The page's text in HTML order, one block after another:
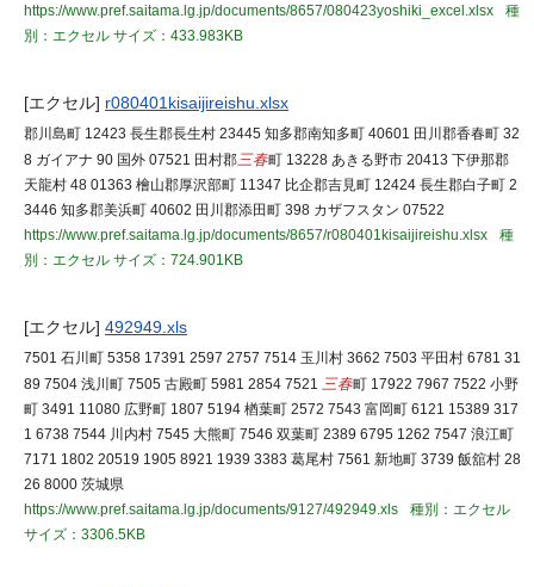
https://www.pref.saitama.lg.jp/documents/8657/080423yoshiki_excel.xlsx
種
別：エクセル サイズ：433.983KB
[エクセル] r080401kisaijireishu.xlsx
郡川島町 12423 長生郡長生村 23445 知多郡南知多町 40601 田川郡香春町 32
8 ガイアナ 90 国外 07521 田村郡三春町 13228 あきる野市 20413 下伊那郡
天龍村 48 01363 檜山郡厚沢部町 11347 比企郡吉見町 12424 長生郡白子町 2
3446 知多郡美浜町 40602 田川郡添田町 398 カザフスタン 07522
https://www.pref.saitama.lg.jp/documents/8657/r080401kisaijireishu.xlsx
種
別：エクセル サイズ：724.901KB
[エクセル] 492949.xls
7501 石川町 5358 17391 2597 2757 7514 玉川村 3662 7503 平田村 6781 31
89 7504 浅川町 7505 古殿町 5981 2854 7521 三春町 17922 7967 7522 小野
町 3491 11080 広野町 1807 5194 楢葉町 2572 7543 富岡町 6121 15389 317
1 6738 7544 川内村 7545 大熊町 7546 双葉町 2389 6795 1262 7547 浪江町
7171 1802 20519 1905 8921 1939 3383 葛尾村 7561 新地町 3739 飯舘村 28
26 8000 茨城県
https://www.pref.saitama.lg.jp/documents/9127/492949.xls
種別：エクセル
サイズ：3306.5KB